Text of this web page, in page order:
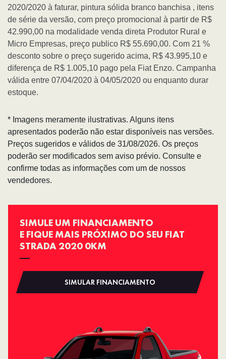
2020/2020 à faturar, pintura sólida branco banchisa , itens
de série da versão, com preço promocional à partir de R$
42.990,00 na modalidade venda direta Produtor Rural e
Micro Empresas, preço publico R$ 55.690,00. Com 21 %
desconto sobre o preço sugerido acima, R$ 43.995,10 e
diferença de R$ 1.005,10 pago pela Fiat Enzo. Campanha
válida entre 07/04/2020 à 04/05/2020 ou enquanto durar
estoque.
* Imagens meramente ilustrativas. Alguns itens
apresentados poderão não estar disponíveis nas versões.
Preços sugeridos e válidos de 31/08/2026. Os preços
poderão ser modificados sem aviso prévio. Consulte e
confirme todas as informações com um de nossos
vendedores.
SIMULE UM FINANCIAMENTO
E FIQUE MAIS PRÓXIMO DO SEU FIAT
STRADA 2020 0KM
SIMULAR FINANCIAMENTO